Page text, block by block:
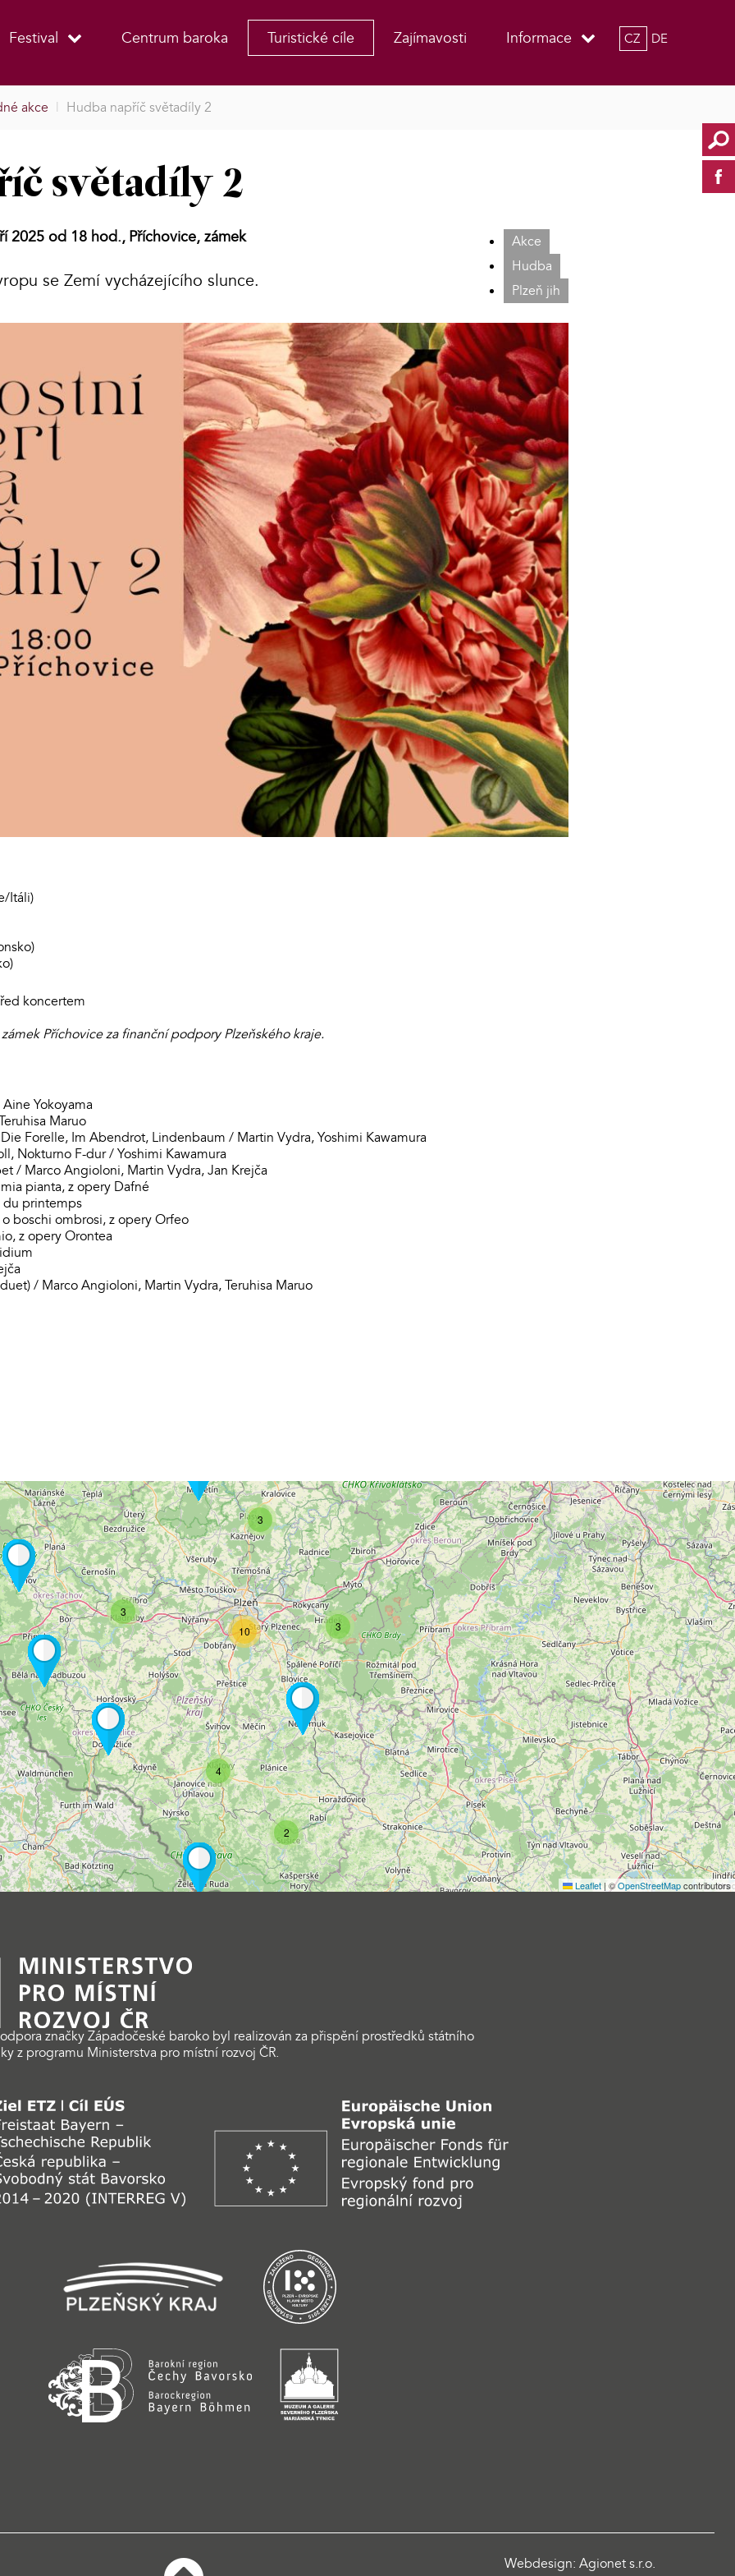
Festival Centrum baroka Turistické cíle Zajímavosti Informace CZ DE
akce | Hudba napříč světadíly 2
světadíly 2
Akce
Hudba
Plzeň jih
2025 od 18 hod., Příchovice, zámek
se Zemí vycházejícího slunce.
Itáli)
koncertem
Příchovice za finanční podpory Plzeňského kraje.
Yokoyama
Maruo
Forelle, Im Abendrot, Lindenbaum / Martin Vydra, Yoshimi Kawamura
Nokturno F-dur / Yoshimi Kawamura
/ Marco Angioloni, Martin Vydra, Jan Krejča
pianta, z opery Dafné
du printemps
boschi ombrosi, z opery Orfeo
z opery Orontea
/ Marco Angioloni, Martin Vydra, Teruhisa Maruo
2
3
3
4
10
3
Leaflet | ©OpenStreetMapcontributors
značky Západočeské baroko byl realizován za přispění prostředků státního
z programu Ministerstva pro místní rozvoj ČR.
Webdesign: Agionet s.r.o.